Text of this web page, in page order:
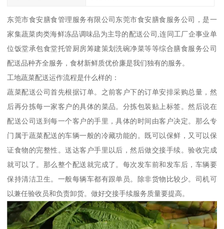
东莞市食安膳食管理服务有限公司东莞市食安膳食服务公司，是一
家集蔬菜肉类海鲜冻品调味品为主导的配送公司,连同工厂企事业单
位饭堂承包食堂托管厨房筹建策划洗碗净菜等等综合膳食服务公司
配送品种齐全服务，食材新鲜质优价廉是我们独有的服务。
工地蔬菜配送运作流程是什么样的：
蔬菜配送公司首先根据订单。之前客户下的订单安排采购总量，然
后再分拣每一家客户的具体的菜品。分拣包装贴上标签。然后说在
配送公司送到每一个客户的手里，具体的时间由客户决定。那么专
门属于蔬菜配送的车辆一般的冷藏功能的。既可以保鲜，又可以保
证食物的完整性。送达客户手里以后，然后做交接手续。验收完成
就可以了。那么整个配送就完成了。每次发车前和发车后，车辆要
保持清洁卫生。一般每辆车都有跟单员。除非货物比较少。司机可
以兼任验收员和负责卸货。做好交接手续服务质量要提高。